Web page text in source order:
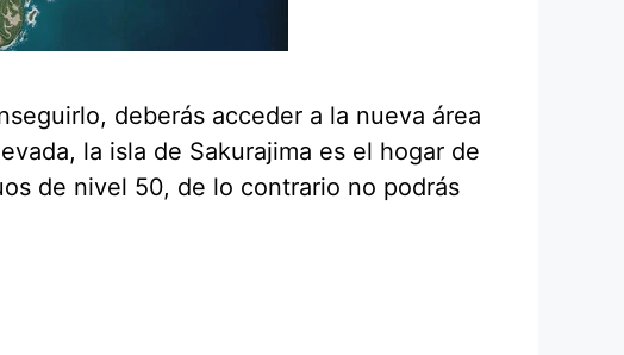
deberás acceder a la nueva área
la isla de Sakurajima es el hogar de
de nivel 50, de lo contrario no podrás